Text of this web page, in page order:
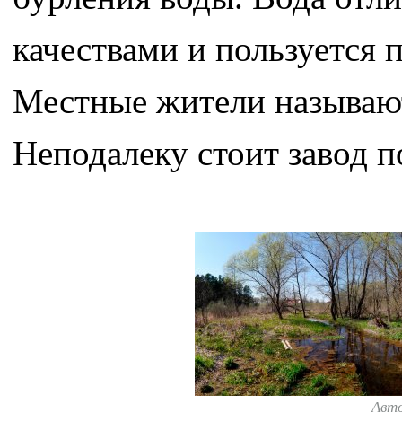
качествами и
Местные жители
Неподалеку стоит завод